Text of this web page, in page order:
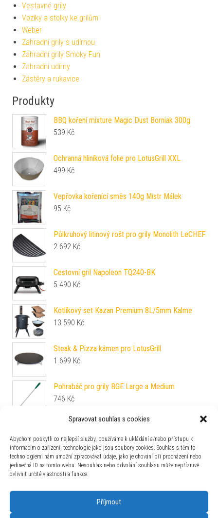
Spravovat souhlas s cookies
Abychom poskytli co nejlepší služby, používáme k ukládání a/nebo přístupu k
informacím o zařízení, technologie jako jsou soubory cookies. Souhlas s těmito
technologiemi nám umožní zpracovávat údaje, jako je chování při procházení nebo
jedinečná ID na tomto webu. Nesouhlas nebo odvolání souhlasu může nepříznivě
ovlivnit určité vlastnosti a funkce.
Příjmout
Vestavné grily
Vozíky a stolky ke grilům
Weber
Zahradní grily s udírnou
Zahradní grily Smoky Fun
Zahradní udírny
Zástěry a rukavice
Produkty
BBQ koření mixture Magic Dust Borniak 300g
539 Kč
Ochranná hliníková folie pro LotusGrill XXL
499 Kč
Vepřovka kořenící směs 140g Mistr Málek
95 Kč
Půlkruhový litinový rošt pro grily Monolith LeCHEF
2 692 Kč
Cestovní gril Napoleon TQ240-BK
5 490 Kč
Kotlíkový set Kazan Premium 8L/5mm Kalme
13 590 Kč
Steak & Pizza kámen pro LotusGrill
1 699 Kč
Pohrabáč pro grily BGE Large a Medium
746 Kč
Litinový hrnec "Dutch oven" Rösle Vario 8,5l
4 242Kč
Záchytná miska pro udírny Borniak 150
900 Kč